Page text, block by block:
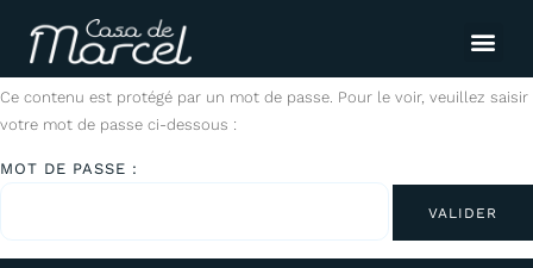
Ce contenu est protégé par un mot de passe. Pour le voir, veuillez saisir
votre mot de passe ci-dessous :
MOT DE PASSE :